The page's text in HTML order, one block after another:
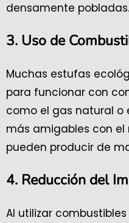
densamente pobladas.
3. Uso de
Muchas estufas
para funcionar con
como el gas natural o
más amigables con
pueden producir de
4. Reducción del
Al utilizar